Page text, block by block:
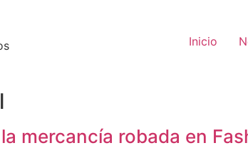
Inicio
mercancía robada en